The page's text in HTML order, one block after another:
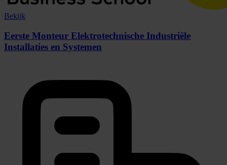
Bekijk
Eerste Monteur Elektrotechnische Industriële
Installaties en Systemen